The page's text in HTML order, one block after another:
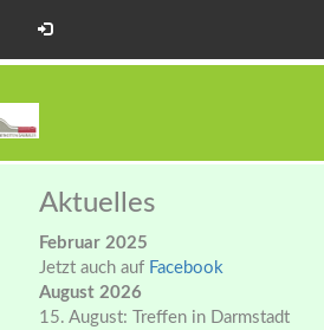
Aktuelles
Februar 2025
Jetzt auch auf Facebook
August 2026
15. August: Treffen in Darmstadt